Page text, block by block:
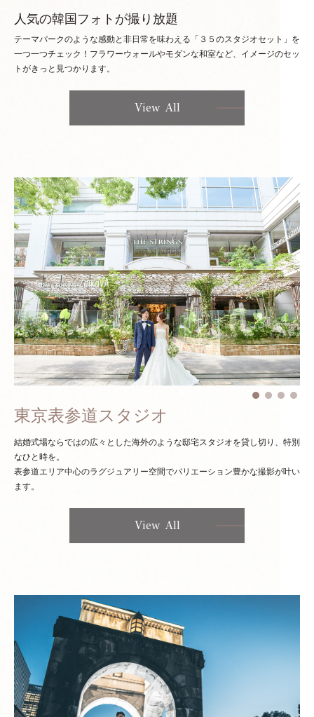
人気の韓国フォトが撮り放題
テーマパークのような感動と非日常を味わえる「３５のスタジオセット」を
一つ一つチェック！ フラワーウォールやモダンな和室など、イメージのセッ
トがきっと見つかります。
View All
東京表参道スタジオ
結婚式場ならではの広々とした海外のような邸宅スタジオを貸し切り、特別
なひと時を。
表参道エリア中心のラグジュアリー空間でバリエーション豊かな撮影が叶い
ます。
View All